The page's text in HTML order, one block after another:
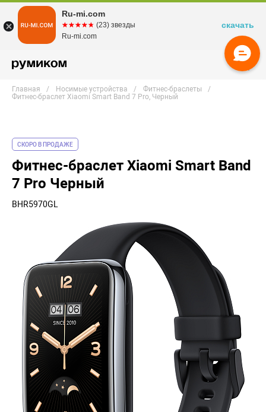
Главная Носимые устройства
Фитнес-браслеты
Фитнес-браслет Xiaomi Smart Band 7 Pro, Черный
СКОРО В ПРОДАЖЕ
Фитнес-браслет Xiaomi Smart Band
7 Pro Черный
BHR5970GL
Ru-mi.com
☆☆☆☆☆
★★★★★ (23) звезды
Ru-mi.com
скачать